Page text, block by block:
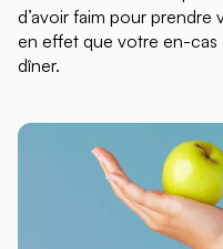
d’avoir faim pour
en effet que votre en-cas
dîner.